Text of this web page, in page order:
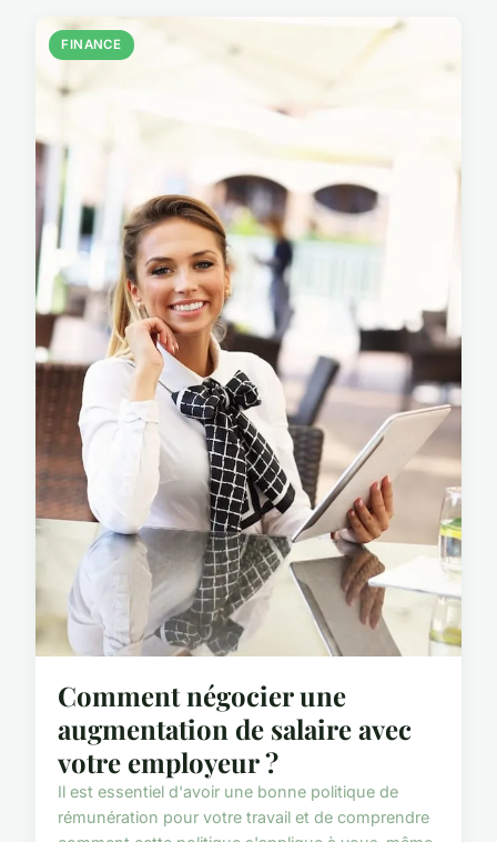
FINANCE
Comment négocier une
augmentation de salaire avec
votre employeur ?
Il est essentiel d'avoir une bonne politique de
rémunération pour votre travail et de comprendre